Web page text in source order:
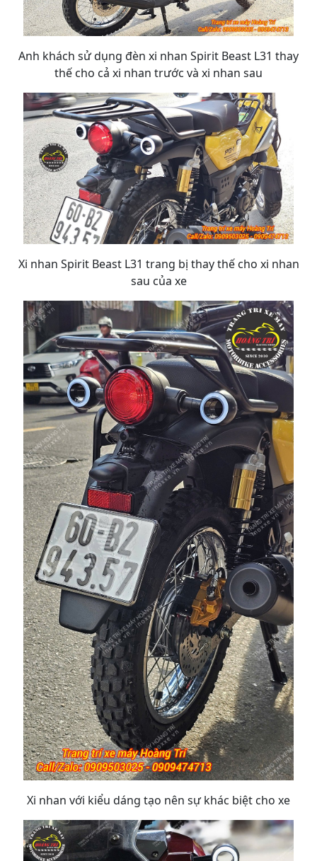
Anh khách sử dụng đèn xi nhan Spirit Beast L31 thay
thế cho cả xi nhan trước và xi nhan sau
Xi nhan Spirit Beast L31 trang bị thay thế cho xi nhan
sau của xe
Xi nhan với kiểu dáng tạo nên sự khác biệt cho xe